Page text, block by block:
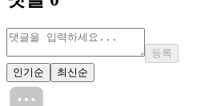
등록
인기순
최신순